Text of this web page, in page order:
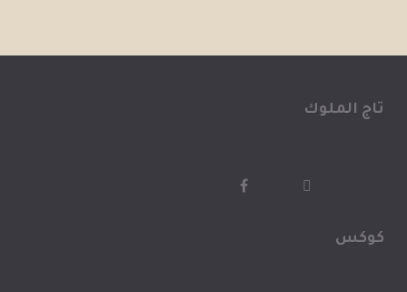
تاج الملوك
كوكس